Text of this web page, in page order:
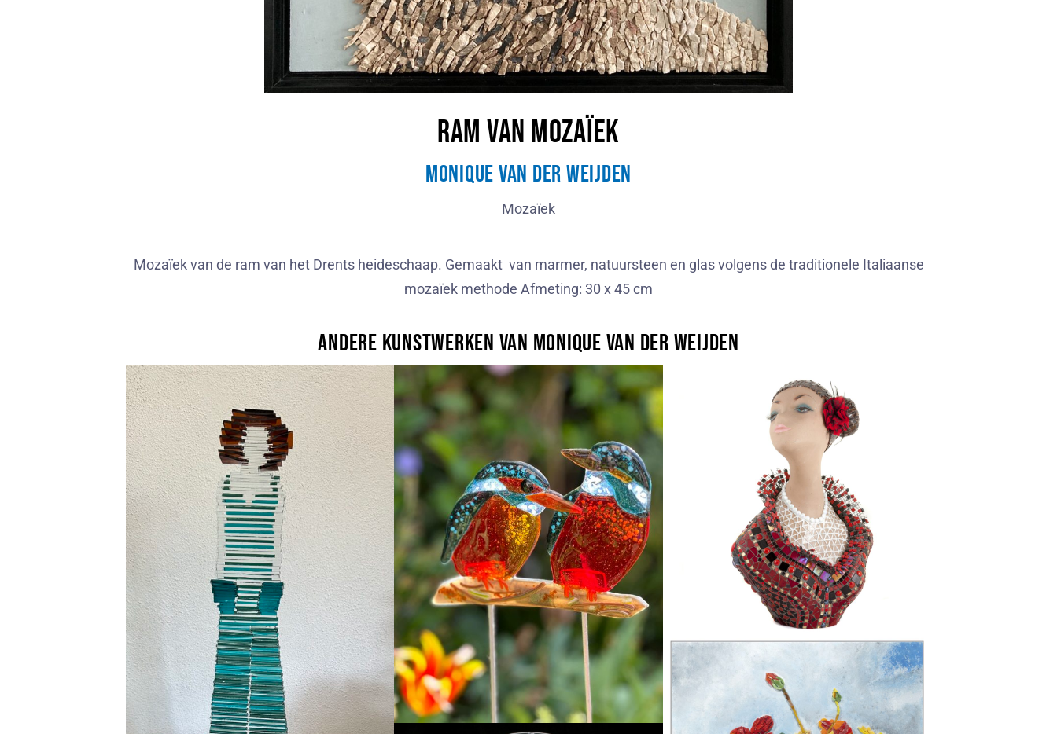
Ram van mozaïek
Monique van der Weijden
Mozaïek
Mozaïek van de ram van het Drents heideschaap. Gemaakt van marmer, natuursteen en glas volgens de traditionele Italiaanse
mozaïek methode Afmeting: 30 x 45 cm
Andere kunstwerken van Monique van der Weijden